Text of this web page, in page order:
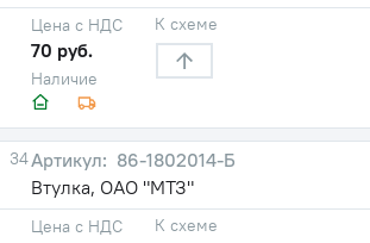
Наличие
Цена с НДС
70 руб.
К схеме
34
86-1802014-Б
Втулка, ОАО "МТЗ"
Цена с НДС К схеме